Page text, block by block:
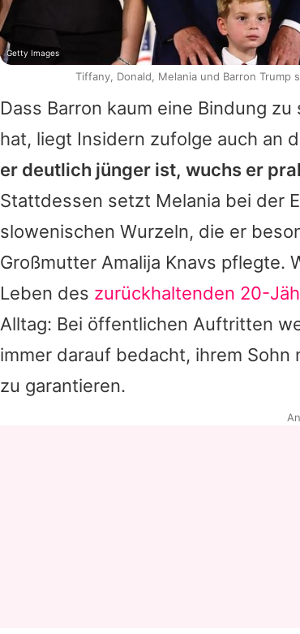
Dass Barron kaum eine Bindung
hat, liegt Insidern zufolge auch an
er deutlich jünger ist, wuchs er
Stattdessen setzt Melania bei der
slowenischen Wurzeln, die er
Großmutter Amalija Knavs pflegte.
Leben des zurückhaltenden 20-
Alltag: Bei öffentlichen Auftritten
immer darauf bedacht, ihrem Sohn
zu garantieren.
Getty Images
Tiffany, Donald, Melania und Barron Trump